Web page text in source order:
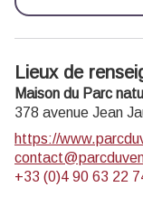
Lieux de
Maison du Parc
378 avenue Jean
https://
+33 (0)4 90 63 22